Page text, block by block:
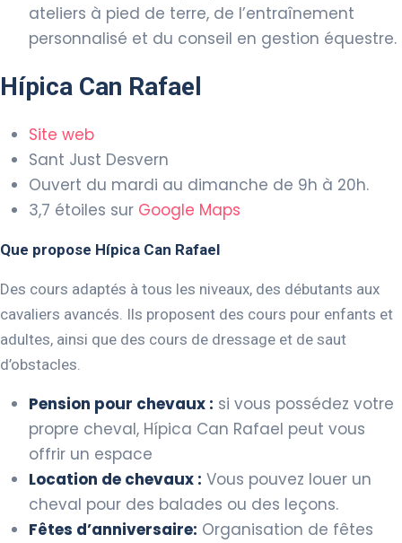
ateliers à pied de terre, de l’entraînement
personnalisé et du conseil en gestion équestre.
Hípica Can Rafael
Site web
Sant Just Desvern
Ouvert du mardi au dimanche de 9h à 20h.
3,7 étoiles sur Google Maps
Que propose Hípica Can Rafael
Des cours adaptés à tous les niveaux, des débutants aux
cavaliers avancés. Ils proposent des cours pour enfants et
adultes, ainsi que des cours de dressage et de saut
d’obstacles.
Pension pour chevaux : si vous possédez votre
propre cheval, Hípica Can Rafael peut vous
offrir un espace
Location de chevaux : Vous pouvez louer un
cheval pour des balades ou des leçons.
Fêtes d’anniversaire: Organisation de fêtes